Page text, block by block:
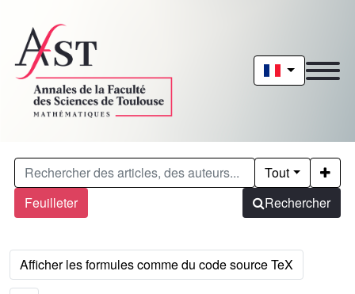
Feuilleter
Tout
Rechercher